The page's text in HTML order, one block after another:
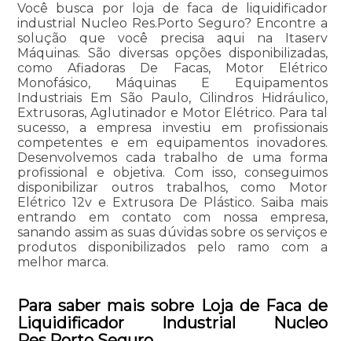
Você busca por loja de faca de liquidificador
industrial Nucleo Res.Porto Seguro? Encontre a
solução que você precisa aqui na Itaserv
Máquinas. São diversas opções disponibilizadas,
como Afiadoras De Facas, Motor Elétrico
Monofásico, Máquinas E Equipamentos
Industriais Em São Paulo, Cilindros Hidráulico,
Extrusoras, Aglutinador e Motor Elétrico. Para tal
sucesso, a empresa investiu em profissionais
competentes e em equipamentos inovadores.
Desenvolvemos cada trabalho de uma forma
profissional e objetiva. Com isso, conseguimos
disponibilizar outros trabalhos, como Motor
Elétrico 12v e Extrusora De Plástico. Saiba mais
entrando em contato com nossa empresa,
sanando assim as suas dúvidas sobre os serviços e
produtos disponibilizados pelo ramo com a
melhor marca.
Para saber mais sobre Loja de Faca de
Liquidificador Industrial Nucleo